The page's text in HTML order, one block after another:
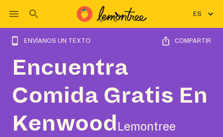
ES
ENVÍANOS UN TEXTO COMPARTIR
Encuentra
Comida Gratis En
Kenwood Lemontree